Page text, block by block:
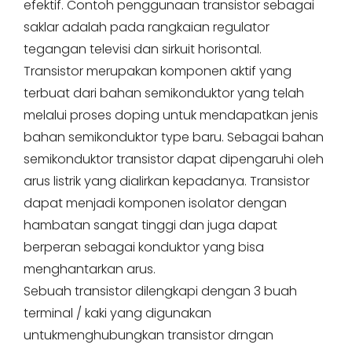
efektif. Contoh penggunaan transistor sebagai
saklar adalah pada rangkaian regulator
tegangan televisi dan sirkuit horisontal.
Transistor merupakan komponen aktif yang
terbuat dari bahan semikonduktor yang telah
melalui proses doping untuk mendapatkan jenis
bahan semikonduktor type baru. Sebagai bahan
semikonduktor transistor dapat dipengaruhi oleh
arus listrik yang dialirkan kepadanya. Transistor
dapat menjadi komponen isolator dengan
hambatan sangat tinggi dan juga dapat
berperan sebagai konduktor yang bisa
menghantarkan arus.
Sebuah transistor dilengkapi dengan 3 buah
terminal / kaki yang digunakan
untukmenghubungkan transistor drngan